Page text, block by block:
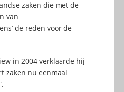
zaken die met de
van
de reden voor de
in 2004 verklaarde hij
zaken nu eenmaal